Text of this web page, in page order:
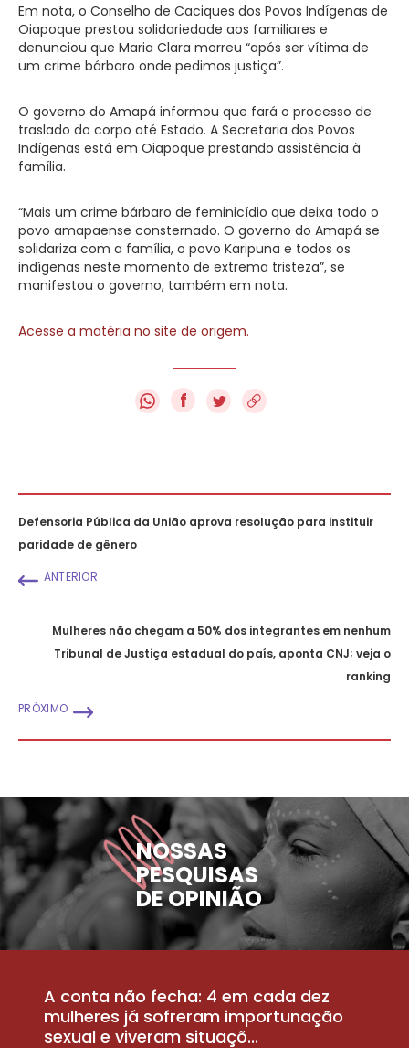
Em nota, o Conselho de Caciques dos Povos Indígenas de
Oiapoque prestou solidariedade aos familiares e
denunciou que Maria Clara morreu “após ser vítima de
um crime bárbaro onde pedimos justiça”.
O governo do Amapá informou que fará o processo de
traslado do corpo até Estado. A Secretaria dos Povos
Indígenas está em Oiapoque prestando assistência à
família.
“Mais um crime bárbaro de feminicídio que deixa todo o
povo amapaense consternado. O governo do Amapá se
solidariza com a família, o povo Karipuna e todos os
indígenas neste momento de extrema tristeza”, se
manifestou o governo, também em nota.
Acesse a matéria no site de origem.
f
Defensoria Pública da União aprova resolução para instituir
paridade de gênero
ANTERIOR
Mulheres não chegam a 50% dos integrantes em nenhum
Tribunal de Justiça estadual do país, aponta CNJ; veja o
ranking
PRÓXIMO
NOSSAS
PESQUISAS
DE OPINIÃO
A conta não fecha: 4 em cada dez
mulheres já sofreram importunação
sexual e viveram situaçõ...